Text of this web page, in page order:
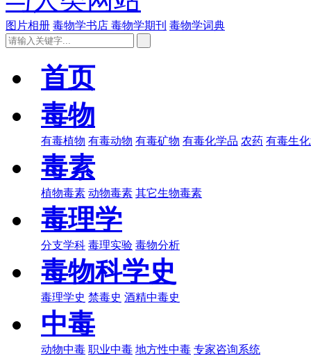
图片相册 毒物学书店 毒物学期刊 毒物学词典
首页
毒物
有毒植物 有毒动物 有毒矿物 有毒化学品 农药 有毒生
毒素
植物毒素 动物毒素 其它生物毒素
毒理学
分支学科 毒理实验 毒物分析
毒物科学史
毒理学史 禁毒史 酒精中毒史
中毒
动物中毒 职业中毒 地方性中毒 专家咨询系统